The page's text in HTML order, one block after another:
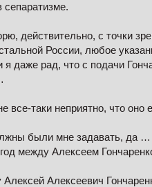
сепаратизме.
действительно, с точки
России, любое
даже рад, что с подачи
таки неприятно, что оно
были мне задавать, да …
между Алексеем
Алексеевич